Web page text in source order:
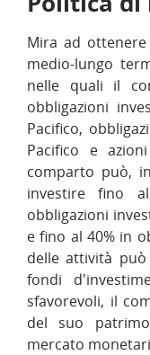
Mira ad
medio-lungo
nelle quali il
obbligazioni
Pacifico,
Pacifico e
comparto può,
investire fino
obbligazioni
e fino al 40% in
delle attività
fondi
sfavorevoli, il
del suo
mercato